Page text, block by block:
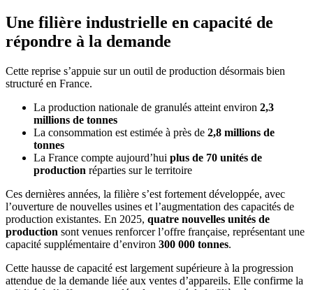
Une filière industrielle en capacité de
répondre à la demande
Cette reprise s’appuie sur un outil de production désormais bien
structuré en France.
La production nationale de granulés atteint environ 2,3
millions de tonnes
La consommation est estimée à près de 2,8 millions de
tonnes
La France compte aujourd’hui plus de 70 unités de
production réparties sur le territoire
Ces dernières années, la filière s’est fortement développée, avec
l’ouverture de nouvelles usines et l’augmentation des capacités de
production existantes. En 2025, quatre nouvelles unités de
production sont venues renforcer l’offre française, représentant une
capacité supplémentaire d’environ 300 000 tonnes.
Cette hausse de capacité est largement supérieure à la progression
attendue de la demande liée aux ventes d’appareils. Elle confirme la